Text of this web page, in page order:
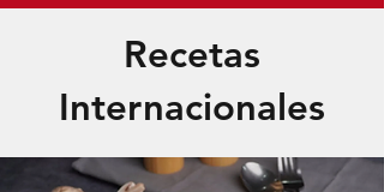
Recetas
Internacionales